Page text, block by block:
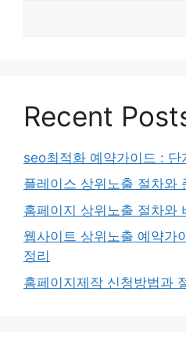
Recent
seo최적화 예약가이드 : 단
플레이스 상위노출 절차와
홈페이지 상위노출 절차와
웹사이트 상위노출 예약가
정리
홈페이지제작 신청방법과